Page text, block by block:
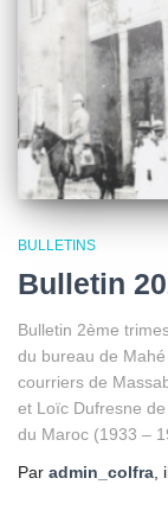
BULLETINS
Bulletin
Bulletin 2ème
du bureau de
courriers de
et Loïc Dufresne
du Maroc (1933 –
Par admin_colfra,